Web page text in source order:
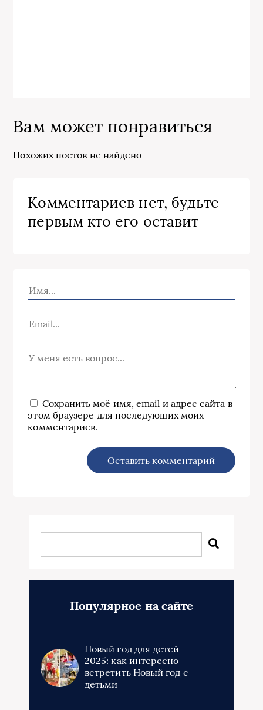
Вам может понравиться
Похожих постов не найдено
Комментариев нет, будьте
первым кто его оставит
Сохранить моё имя, email и адрес сайта в
этом браузере для последующих моих
комментариев.
Популярное на сайте
Новый год для детей
2025: как интересно
встретить Новый год с
детьми